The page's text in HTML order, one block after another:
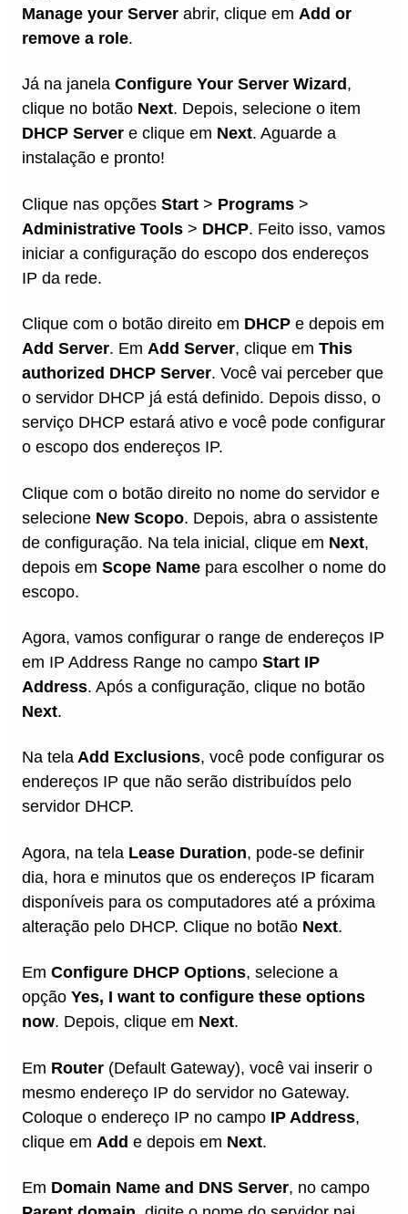
Manage your Serverabrir, clique em Add or
remove a role.
Já na janela Configure Your Server Wizard ,
clique no botão Next. Depois, selecione o item
DHCP Servere clique em Next. Aguarde a
instalação e pronto!
Clique nas opções Start > Programs >
Administrative Tools> DHCP. Feito isso, vamos
iniciar a configuração do escopo dos endereços
IP da rede.
Clique com o botão direito em DHCP e depois em
Add Server. Em Add Server, clique em This
authorized DHCP Server. Você vai perceber que
o servidor DHCP já está definido. Depois disso, o
serviço DHCP estará ativo e você pode configurar
o escopo dos endereços IP.
Clique com o botão direito no nome do servidor e
selecione New Scopo. Depois, abra o assistente
de configuração. Na tela inicial, clique em Next,
depois em Scope Namepara escolher o nome do
escopo.
Agora, vamos configurar o range de endereços IP
em IP Address Range no campo Start IP
Address. Após a configuração, clique no botão
Next.
Na telaAdd Exclusions, você pode configurar os
endereços IP que não serão distribuídos pelo
servidor DHCP.
Agora, na tela Lease Duration, pode-se definir
dia, hora e minutos que os endereços IP ficaram
disponíveis para os computadores até a próxima
alteração pelo DHCP. Clique no botão Next.
Em Configure DHCP Options, selecione a
opção Yes, I want to configure these options
now. Depois, clique em Next.
Em Router (Default Gateway), você vai inserir o
mesmo endereço IP do servidor no Gateway.
Coloque o endereço IP no campoIP Address,
clique em Add e depois em Next.
Em Domain Name and DNS Server, no campo